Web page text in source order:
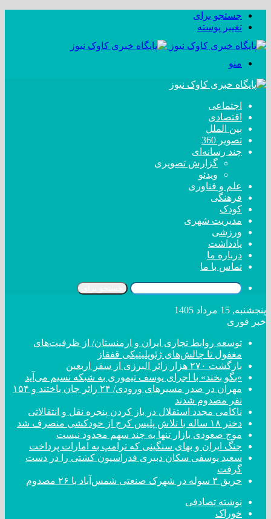
جستجو برای
تغییر پوسته
منو
اجتماعی
اقتصادی
بین الملل
تصویر 360
چند رسانه‌ای
گزارش تصویری
ویدئو
علم و فناوری
فرهنگی
کودک
مدیریت شهری
ورزشی
یادداشت
درباره ما
تماس با ما
پنجشنبه, 15 مرداد 1405
خبر فوری
توسعه روابط تجاری ایران و ارمنستان/ از ظرفیت‌های
مغفول تا چالش‌های ژئوپلیتیکی قفقاز
بازگشت ۲۷۰ هزار زائر البرزی از سفر اربعین
«بگو بخند» با اجرای یوسف تیموری به شبکه نسیم می‌آید
مهران در صدر مسیر‌های ورودی/ ۲۴ زائر جان باختند و ۱۵۴
نفر مصدوم شدند
ناکامی مجدد استقلال در باز کردن پنجره نقل و انتقالاتی
دختر ‌۱۸‌ ‌ساله‌ با تلاش پلیس کرج از خودکشی منصرف شد
موج صعودی بازار تنها به چند سهم محدود نیست
جنگ ایران و بهای سنگینی که ترامپ به امارات پرداخت
سعید یوسفی سکان دبیری فدراسیون کشتی را در دست
گرفت
حریق ۳ سوله در شهرک صنعتی شمس‌آباد با ۲۶ مصدوم
نوشته تصادفی
خوراک